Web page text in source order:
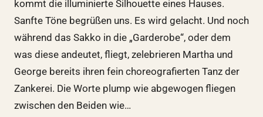
kommt die illuminierte Silhouette eines Hauses.
Sanfte Töne begrüßen uns. Es wird gelacht. Und noch
während das Sakko in die „Garderobe“, oder dem
was diese andeutet, fliegt, zelebrieren Martha und
George bereits ihren fein choreografierten Tanz der
Zankerei. Die Worte plump wie abgewogen fliegen
zwischen den Beiden wie…